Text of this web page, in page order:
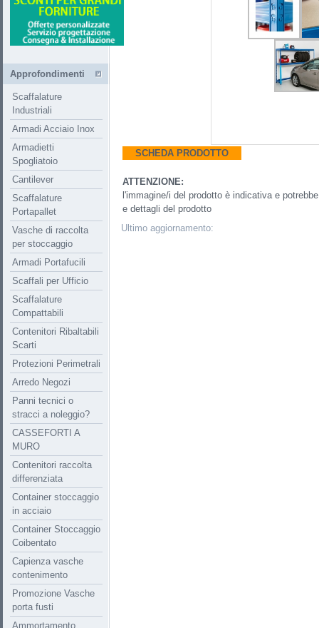
SCHEDA PRODOTTO
ATTENZIONE:
l'immagine/i del prodotto è indicativa e
e dettagli del prodotto
Ultimo aggiornamento:
Approfondimenti
Scaffalature
Industriali
Armadi Acciaio Inox
Armadietti
Spogliatoio
Cantilever
Scaffalature
Portapallet
Vasche di raccolta
per stoccaggio
Armadi Portafucili
Scaffali per Ufficio
Scaffalature
Compattabili
Contenitori Ribaltabili
Scarti
Protezioni Perimetrali
Arredo Negozi
Panni tecnici o
stracci a noleggio?
CASSEFORTI A
MURO
Contenitori raccolta
differenziata
Container stoccaggio
in acciaio
Container Stoccaggio
Coibentato
Capienza vasche
contenimento
Promozione Vasche
porta fusti
Ammortamento